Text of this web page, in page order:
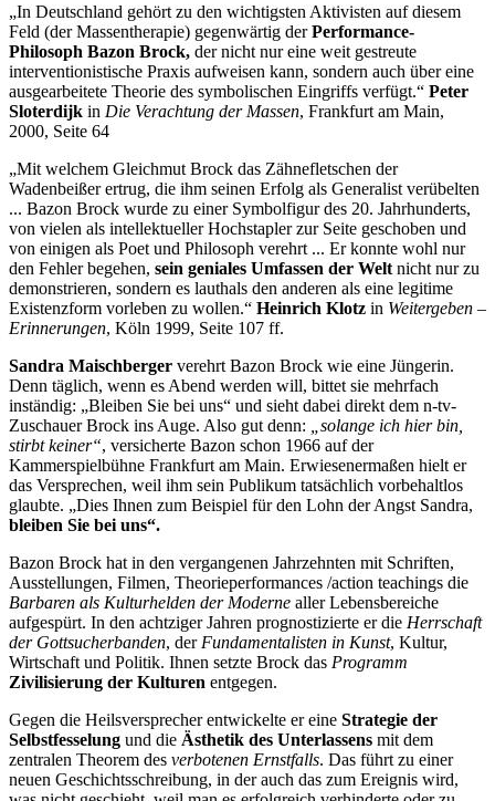
„In Deutschland gehört zu den wichtigsten Aktivisten auf diesem
Feld (der Massentherapie) gegenwärtig derPerformance-
Philosoph Bazon Brock, der nicht nur eine weit gestreute
interventionistische Praxis aufweisen kann, sondern auch über eine
ausgearbeitete Theorie des symbolischen Eingriffs verfügt.“ Peter
Sloterdijk in Die Verachtung der Massen, Frankfurt am Main,
2000, Seite 64
„Mit welchem Gleichmut Brock das Zähnefletschen der
Wadenbeißer ertrug, die ihm seinen Erfolg als Generalist verübelten
... Bazon Brock wurde zu einer Symbolfigur des 20. Jahrhunderts,
von vielen als intellektueller Hochstapler zur Seite geschoben und
von einigen als Poet und Philosoph verehrt ... Er konnte wohl nur
den Fehler begehen, sein geniales Umfassen der Welt nicht nur zu
demonstrieren, sondern es lauthals den anderen als eine legitime
Existenzform vorleben zu wollen.“ Heinrich Klotz in Weitergeben –
Erinnerungen, Köln 1999, Seite 107 ff.
Sandra Maischberger verehrt Bazon Brock wie eine Jüngerin.
Denn täglich, wenn es Abend werden will, bittet sie mehrfach
inständig: „Bleiben Sie bei uns“ und sieht dabei direkt dem n-tv-
Zuschauer Brock ins Auge. Also gut denn:
„solange ich hier bin,
stirbt keiner“, versicherte Bazon schon 1966 auf der
Kammerspielbühne Frankfurt am Main. Erwiesenermaßen hielt er
das Versprechen, weil ihm sein Publikum tatsächlich vorbehaltlos
glaubte. „Dies Ihnen zum Beispiel für den Lohn der Angst Sandra,
bleiben Sie bei uns“.
Bazon Brock hat in den vergangenen Jahrzehnten mit Schriften,
Ausstellungen, Filmen, Theorieperformances /action teachings die
Barbaren als Kulturhelden der Moderne aller Lebensbereiche
aufgespürt. In den achtziger Jahren prognostizierte er die Herrschaft
der Gottsucherbanden, der Fundamentalisten in Kunst, Kultur,
Wirtschaft und Politik. Ihnen setzte Brock das Programm
Zivilisierung der Kulturen entgegen.
Gegen die Heilsversprecher entwickelte er eine Strategie der
Selbstfesselung und die Ästhetik des Unterlassens mit dem
zentralen Theorem des verbotenen Ernstfalls. Das führt zu einer
neuen Geschichtsschreibung, in der auch das zum Ereignis wird,